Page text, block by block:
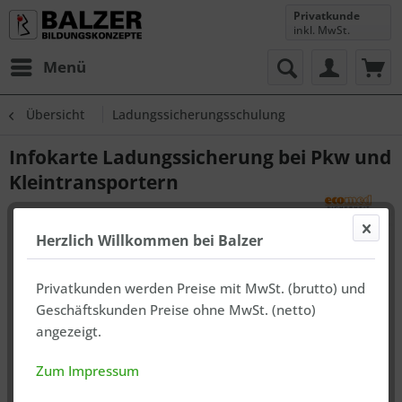
Menü
Privatkunde
inkl. MwSt.
Übersicht Ladungssicherungsschulung
Infokarte Ladungssicherung bei Pkw und
Kleintransportern
Herzlich Willkommen bei Balzer
Privatkunden werden Preise mit MwSt. (brutto) und
Geschäftskunden Preise ohne MwSt. (netto)
angezeigt.
Zum Impressum